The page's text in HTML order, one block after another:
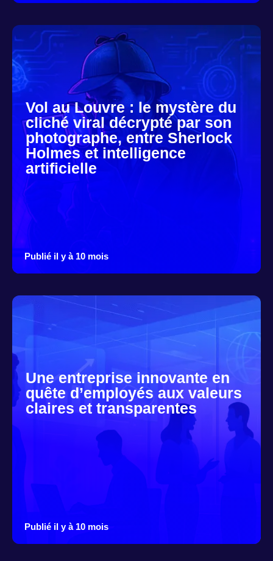
Vol au Louvre : le mystère du
cliché viral décrypté par son
photographe, entre Sherlock
Holmes et intelligence
artificielle
Publié il y à 10 mois
Une entreprise innovante en
quête d’employés aux valeurs
claires et transparentes
Publié il y à 10 mois